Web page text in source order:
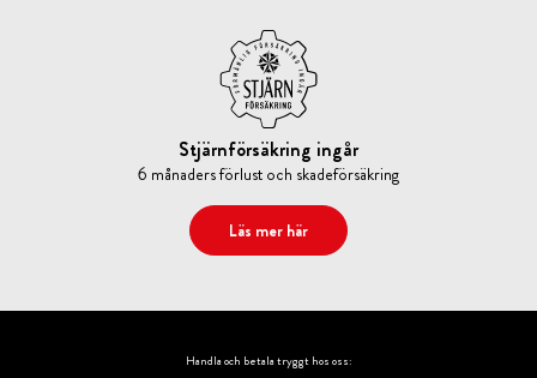
Stjärnförsäkring ingår
6 månaders förlust och skadeförsäkring
Läs mer här
Handla och betala tryggt hos oss: